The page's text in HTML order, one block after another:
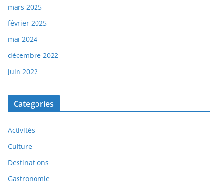
mars 2025
février 2025
mai 2024
décembre 2022
juin 2022
Categories
Activités
Culture
Destinations
Gastronomie